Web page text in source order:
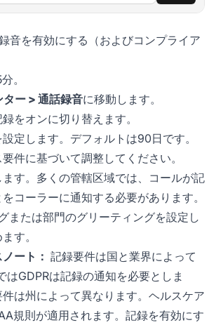
音を有効にする（およびコンプライア
。
ー > 通話録音に移動します。
をオンに切り替えます。
定します。デフォルトは90日です。
件に基づいて調整してください。
す。多くの管轄区域では、コールが記
コーラーに通知する必要があります。
または部門のグリーティングを設定し
す。
ート： 記録要件は国と業界によって
はGDPRは記録の通知を必要としま
は州によって異なります。ヘルスケア
規則が適用されます。記録を有効にす